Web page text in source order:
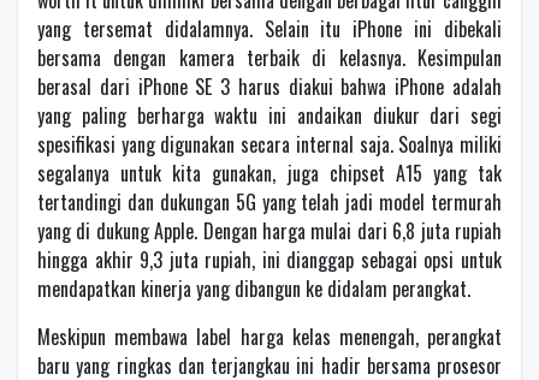
yang tersemat didalamnya. Selain itu iPhone ini dibekali
bersama dengan kamera terbaik di kelasnya. Kesimpulan
berasal dari iPhone SE 3 harus diakui bahwa iPhone adalah
yang paling berharga waktu ini andaikan diukur dari segi
spesifikasi yang digunakan secara internal saja. Soalnya miliki
segalanya untuk kita gunakan, juga chipset A15 yang tak
tertandingi dan dukungan 5G yang telah jadi model termurah
yang di dukung Apple. Dengan harga mulai dari 6,8 juta rupiah
hingga akhir 9,3 juta rupiah, ini dianggap sebagai opsi untuk
mendapatkan kinerja yang dibangun ke didalam perangkat.
Meskipun membawa label harga kelas menengah, perangkat
baru yang ringkas dan terjangkau ini hadir bersama prosesor